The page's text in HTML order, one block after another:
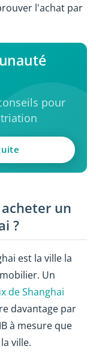
l'achat par
pour
un
?
est la ville la
Un
de Shanghai
davantage par
à mesure que
ville.